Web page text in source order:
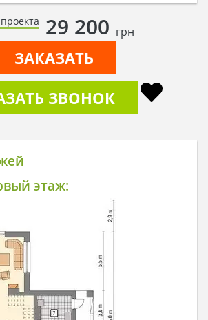
29 200 грн
ЗАКАЗАТЬ
ЗВОНОК
этаж: